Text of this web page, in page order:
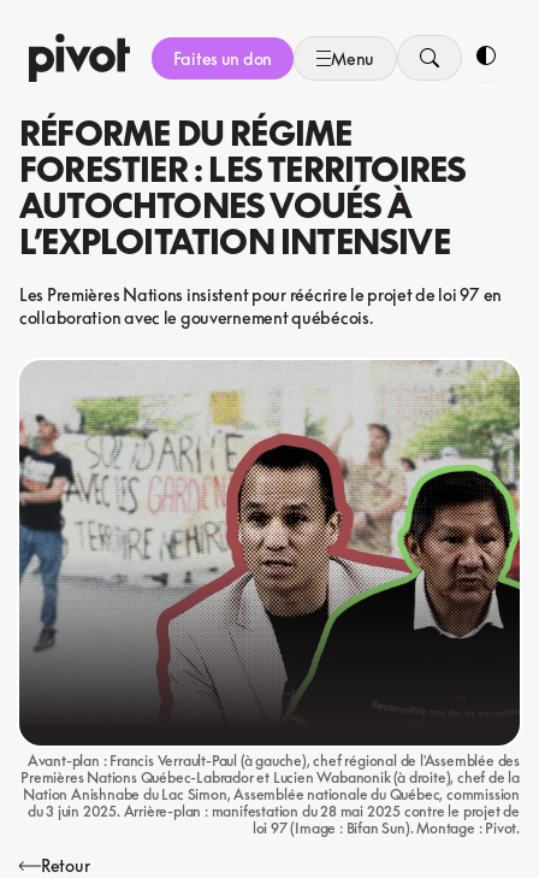
au
contenu
Faites un don Menu
RÉFORME DU RÉGIME
FORESTIER : LES TERRITOIRES
AUTOCHTONES VOUÉS À
L’EXPLOITATION INTENSIVE
Les Premières Nations insistent pour réécrire le projet de loi 97 en
collaboration avec le gouvernement québécois.
Avant-plan : Francis Verrault-Paul (à gauche), chef régional de l'Assemblée des
Premières Nations Québec-Labrador et Lucien Wabanonik (à droite), chef de la
Nation Anishnabe du Lac Simon, Assemblée nationale du Québec, commission
du 3 juin 2025. Arrière-plan : manifestation du 28 mai 2025 contre le projet de
loi 97 (Image : Bifan Sun). Montage : Pivot.
Retour